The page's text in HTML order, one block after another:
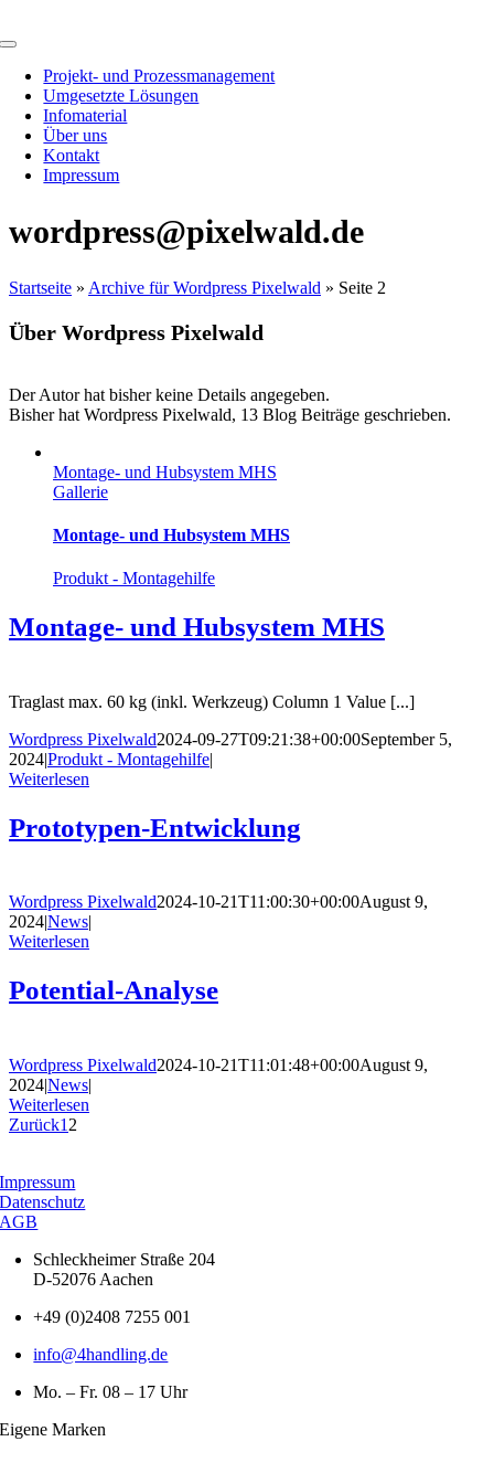
Inhalt
Toggle
NavigationProjekt- und Prozessmanagement
Umgesetzte Lösungen
Infomaterial
Über uns
Kontakt
Impressum
wordpress@pixelwald.de
Startseite » Archive für Wordpress Pixelwald » Seite 2
Über Wordpress Pixelwald
Der Autor hat bisher keine Details angegeben.
Bisher hat Wordpress Pixelwald, 13 Blog Beiträge geschrieben.
Montage- und Hubsystem MHS
Gallerie
Montage- und Hubsystem MHS
Produkt - Montagehilfe
Montage- und Hubsystem MHS
Traglast max. 60 kg (inkl. Werkzeug) Column 1 Value [...]
Wordpress Pixelwald2024-09-27T09:21:38+00:00September 5,
2024|Produkt - Montagehilfe|
Weiterlesen
Prototypen-Entwicklung
Wordpress Pixelwald2024-10-21T11:00:30+00:00August 9,
2024|News|
Weiterlesen
Potential-Analyse
Wordpress Pixelwald2024-10-21T11:01:48+00:00August 9,
2024|News|
Weiterlesen
Zurück1 2
Impressum
Datenschutz
AGB
Schleckheimer Straße 204
D-52076 Aachen
+49 (0)2408 7255 001
info@4handling.de
Mo. – Fr. 08 – 17 Uhr
Eigene Marken